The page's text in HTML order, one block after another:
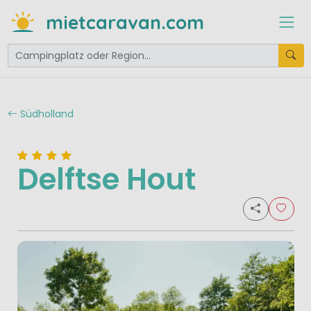
mietcaravan.com
Südholland
Delftse Hout